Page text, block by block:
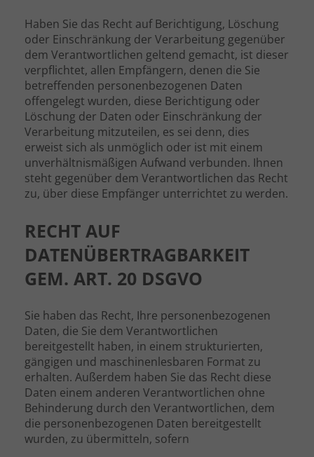
Haben Sie das Recht auf Berichtigung, Löschung
oder Einschränkung der Verarbeitung gegenüber
dem Verantwortlichen geltend gemacht, ist dieser
verpflichtet, allen Empfängern, denen die Sie
betreffenden personenbezogenen Daten
offengelegt wurden, diese Berichtigung oder
Löschung der Daten oder Einschränkung der
Verarbeitung mitzuteilen, es sei denn, dies
erweist sich als unmöglich oder ist mit einem
unverhältnismäßigen Aufwand verbunden. Ihnen
steht gegenüber dem Verantwortlichen das Recht
zu, über diese Empfänger unterrichtet zu werden.
RECHT AUF
DATENÜBERTRAGBARKEIT
GEM. ART. 20 DSGVO
Sie haben das Recht, Ihre personenbezogenen
Daten, die Sie dem Verantwortlichen
bereitgestellt haben, in einem strukturierten,
gängigen und maschinenlesbaren Format zu
erhalten. Außerdem haben Sie das Recht diese
Daten einem anderen Verantwortlichen ohne
Behinderung durch den Verantwortlichen, dem
die personenbezogenen Daten bereitgestellt
wurden, zu übermitteln, sofern